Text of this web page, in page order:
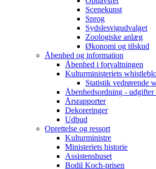
Scenekunst
Sprog
Sydslesvigudvalget
Zoologiske anlæg
Økonomi og tilskud
Åbenhed og information
Åbenhed i forvaltningen
Kulturministeriets
Statistik vedrørende
Åbenhedsordning -
Årsrapporter
Dekoreringer
Udbud
Oprettelse og ressort
Kulturministre
Ministeriets historie
Assistenshuset
Bodil Koch-prisen